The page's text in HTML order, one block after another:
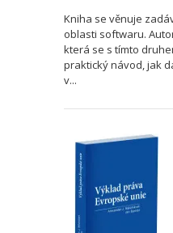
Kniha se věnuje
oblasti softwaru.
která se s tímto
praktický návod, jak
v...